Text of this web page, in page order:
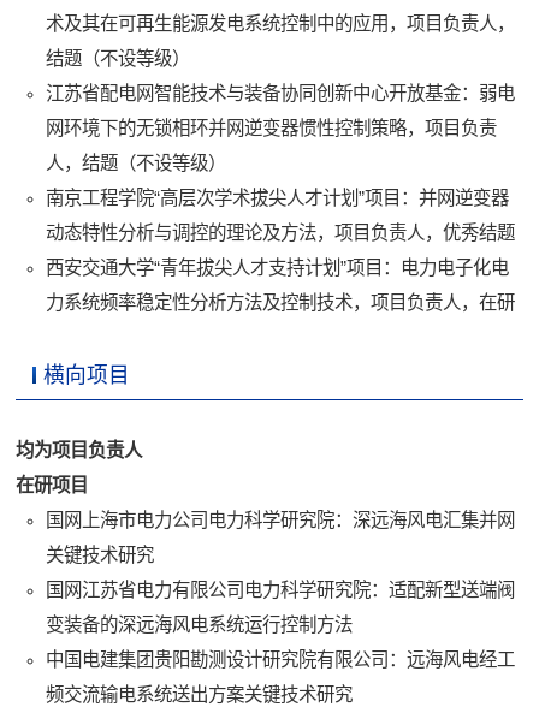
术及其在可再生能源发电系统控制中的应用，项目负责人，
结题（不设等级）
江苏省配电网智能技术与装备协同创新中心开放基金：弱电
网环境下的无锁相环并网逆变器惯性控制策略，项目负责
人，结题（不设等级）
南京工程学院“高层次学术拔尖人才计划”项目：并网逆变器
动态特性分析与调控的理论及方法，项目负责人，优秀结题
西安交通大学“青年拔尖人才支持计划”项目：电力电子化电
力系统频率稳定性分析方法及控制技术，项目负责人，在研
横向项目
均为项目负责人
在研项目
国网上海市电力公司电力科学研究院：深远海风电汇集并网
关键技术研究
国网江苏省电力有限公司电力科学研究院：适配新型送端阀
变装备的深远海风电系统运行控制方法
中国电建集团贵阳勘测设计研究院有限公司：远海风电经工
频交流输电系统送出方案关键技术研究